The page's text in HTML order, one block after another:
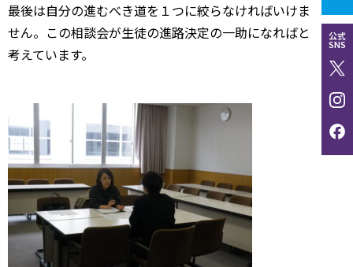
公式
SNS
最後は自分の進むべき道を１つに絞らなければいけま
せん。この相談会が生徒の進路決定の一助になればと
考えています。